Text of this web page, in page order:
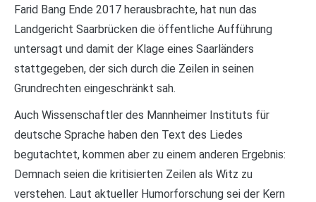
Farid Bang Ende 2017 herausbrachte, hat nun das
Landgericht Saarbrücken die öffentliche Aufführung
untersagt und damit der Klage eines Saarländers
stattgegeben, der sich durch die Zeilen in seinen
Grundrechten eingeschränkt sah.
Auch Wissenschaftler des Mannheimer Instituts für
deutsche Sprache haben den Text des Liedes
begutachtet, kommen aber zu einem anderen Ergebnis:
Demnach seien die kritisierten Zeilen als Witz zu
verstehen. Laut aktueller Humorforschung sei der Kern